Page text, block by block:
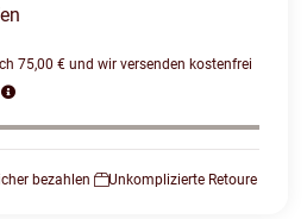
75,00 € und wir versenden kostenfrei
bezahlen Unkomplizierte Retoure